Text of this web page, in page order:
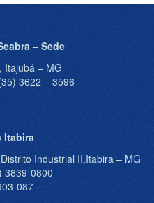
– Sede
Itajubá – MG
3622 – 3596
Itabira
Industrial II,Itabira – MG
3839-0800
087